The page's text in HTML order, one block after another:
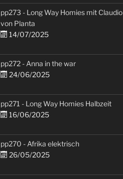
pp273 - Long Way Homies mit Claudio
von Planta
14/07/2025
pp272 - Anna in the war
24/06/2025
pp271 - Long Way Homies Halbzeit
16/06/2025
pp270 - Afrika elektrisch
26/05/2025